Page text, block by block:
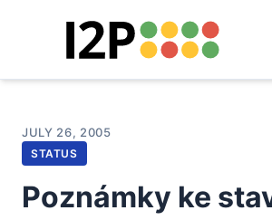
JULY 26, 2005
STATUS
Poznámky ke